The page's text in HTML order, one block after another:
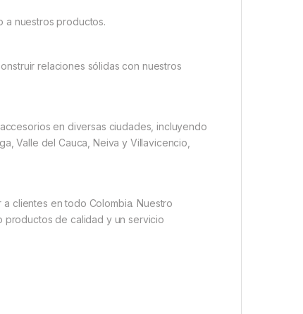
a nuestros productos.
relaciones sólidas con nuestros
en diversas ciudades, incluyendo
Valle del Cauca, Neiva y Villavicencio,
clientes en todo Colombia. Nuestro
productos de calidad y un servicio